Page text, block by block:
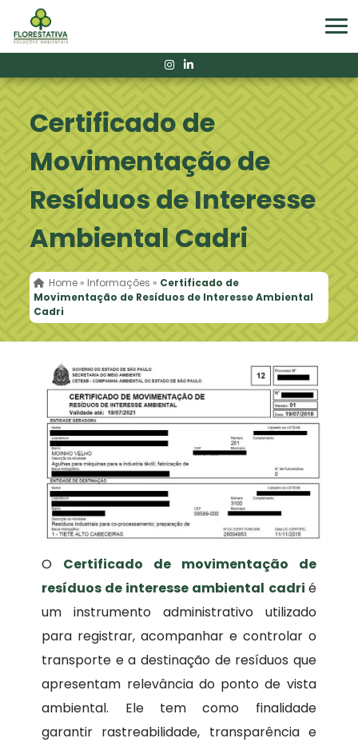
Certificado de
Movimentação de
Resíduos de Interesse
Ambiental Cadri
Home » Informações » Certificado de
Movimentação de Resíduos de Interesse Ambiental
Cadri
O Certificado de movimentação de
resíduos de interesse ambiental cadri é
um instrumento administrativo utilizado
para registrar, acompanhar e controlar o
transporte e a destinação de resíduos que
apresentam relevância do ponto de vista
ambiental. Ele tem como finalidade
garantir rastreabilidade, transparência e